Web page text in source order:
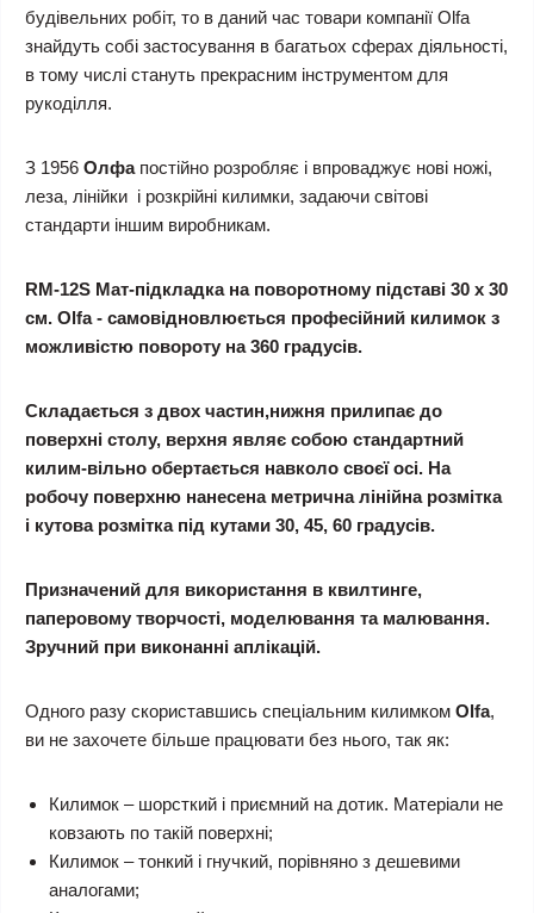
будівельних робіт, то в даний час товари компанії Olfa
знайдуть собі застосування в багатьох сферах діяльності,
в тому числі стануть прекрасним інструментом для
рукоділля.
З 1956 Олфапостійно розробляє і впроваджує нові ножі,
леза, лінійки і розкрійні килимки, задаючи світові
стандарти іншим виробникам.
RM-12S Мат-підкладка на поворотному підставі 30 х 30
см. Olfa - самовідновлюється професійний килимок з
можливістю повороту на 360 градусів.
Складається з двох частин,нижня прилипає до
поверхні столу, верхня являє собою стандартний
килим-вільно обертається навколо своєї осі. На
робочу поверхню нанесена метрична лінійна розмітка
і кутова розмітка під кутами 30, 45, 60 градусів.
Призначений для використання в квилтинге,
паперовому творчості, моделювання та малювання.
Зручний при виконанні аплікацій.
Одного разу скориставшись спеціальним килимком Olfa,
ви не захочете більше працювати без нього, так як:
Килимок – шорсткий і приємний на дотик. Матеріали не
ковзають по такій поверхні;
Килимок – тонкий і гнучкий, порівняно з дешевими
аналогами;